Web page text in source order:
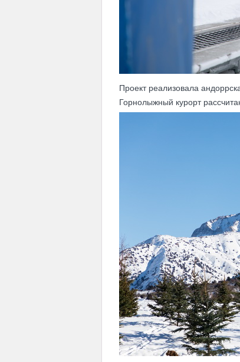
Проект реализовала
Горнолыжный курорт